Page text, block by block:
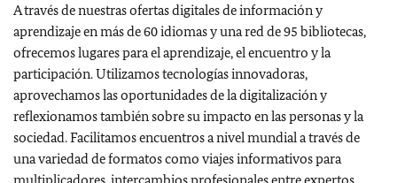
A través de nuestras ofertas digitales de información y
aprendizaje en más de 60 idiomas y una red de 95 bibliotecas,
ofrecemos lugares para el aprendizaje, el encuentro y la
participación. Utilizamos tecnologías innovadoras,
aprovechamos las oportunidades de la digitalización y
reflexionamos también sobre su impacto en las personas y la
sociedad. Facilitamos encuentros a nivel mundial a través de
una variedad de formatos como viajes informativos para
multiplicadores, intercambios profesionales entre expertos,